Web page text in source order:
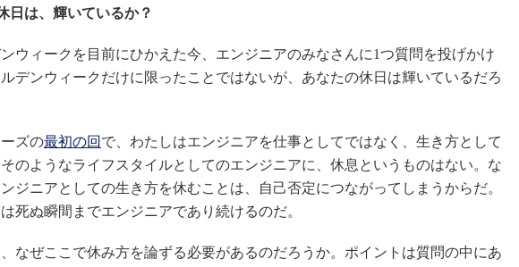
日は、輝いているか？
ウィークを目前にひかえた今、エンジニアのみなさんに1つ質問を投げかけ
デンウィークだけに限ったことではないが、あなたの休日は輝いているだろ
ズの最初の回 で、わたしはエンジニアを仕事としてではなく、生き方として
のようなライフスタイルとしてのエンジニアに、休息というものはない。な
ジニアとしての生き方を休むことは、自己否定につながってしまうからだ。
死ぬ瞬間までエンジニアであり続けるのだ。
なぜここで休み方を論ずる必要があるのだろうか。ポイントは質問の中にあ